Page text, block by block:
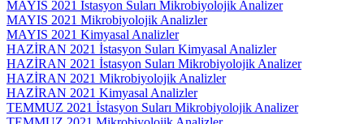
MAYIS 2021 İstasyon Suları Mikrobiyolojik Analizer
MAYIS 2021 Mikrobiyolojik Analizler
MAYIS 2021 Kimyasal Analizler
HAZİRAN 2021 İstasyon Suları Kimyasal Analizler
HAZİRAN 2021 İstasyon Suları Mikrobiyolojik Analizer
HAZİRAN 2021 Mikrobiyolojik Analizler
HAZİRAN 2021 Kimyasal Analizler
TEMMUZ 2021 İstasyon Suları Mikrobiyolojik Analizer